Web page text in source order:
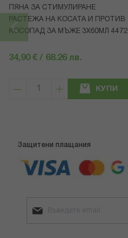
ПЯНА ЗА СТИМУЛИРАНЕ
РАСТЕЖА НА КОСАТА И ПРОТИВ
КОСОПАД ЗА МЪЖЕ 3X60МЛ 4472
34,90 € / 68.26 лв.
КУПИ
Защитени плащания